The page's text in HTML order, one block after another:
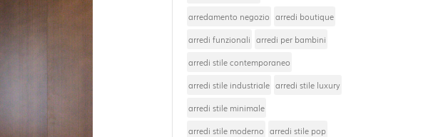
arredamento negozio arredi boutique
arredi funzionali arredi per bambini
arredi stile contemporaneo
arredi stile industriale arredi stile luxury
arredi stile minimale
arredi stile moderno arredi stile pop